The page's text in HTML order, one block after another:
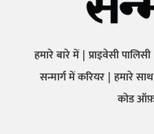
हमारे बारे में प्राइवेसी पालिसी
सन्मार्ग में करियर हमारे
कोड